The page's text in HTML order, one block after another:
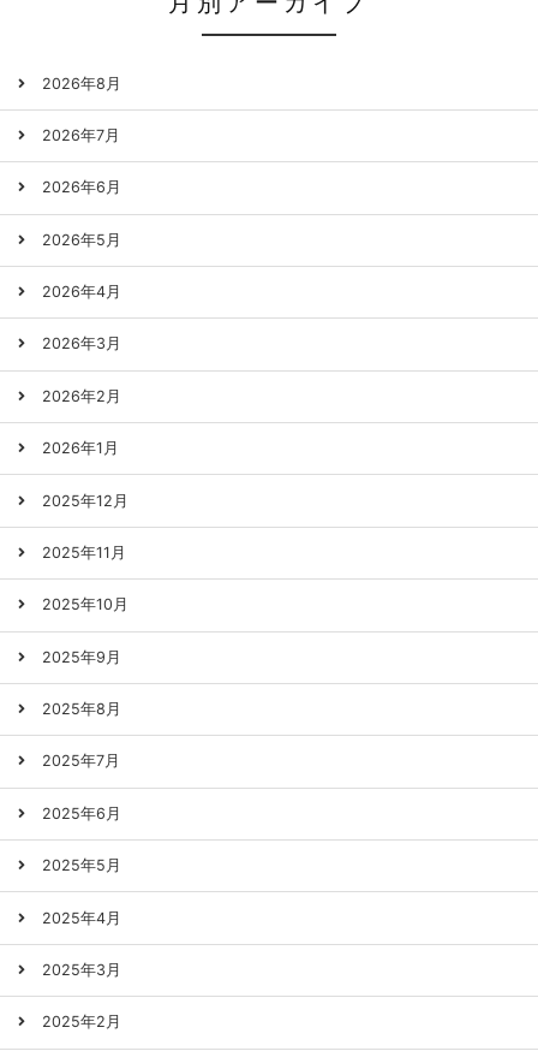
2026年8月
2026年7月
2026年6月
2026年5月
2026年4月
2026年3月
2026年2月
2026年1月
2025年12月
2025年11月
2025年10月
2025年9月
2025年8月
2025年7月
2025年6月
2025年5月
2025年4月
2025年3月
2025年2月